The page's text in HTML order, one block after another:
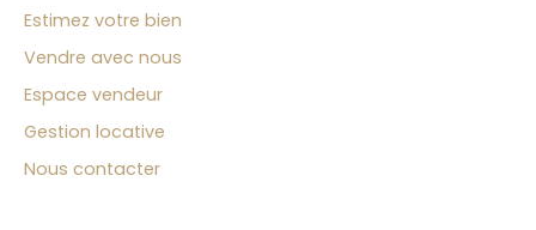
Estimez votre bien
Vendre avec nous
Espace vendeur
Gestion locative
Nous contacter